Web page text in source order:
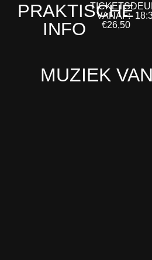
PRAKTISCHE
INFO
TICKETS
VANAF:
€26,50
MUZIEK